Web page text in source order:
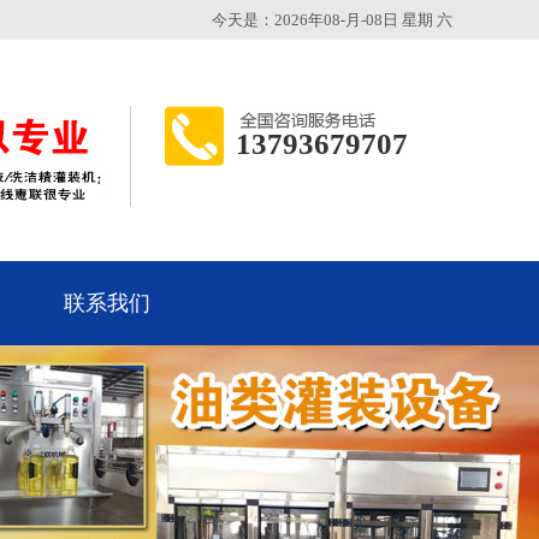
今天是：2026年08-月-08日 星期 六
13793679707
联系我们